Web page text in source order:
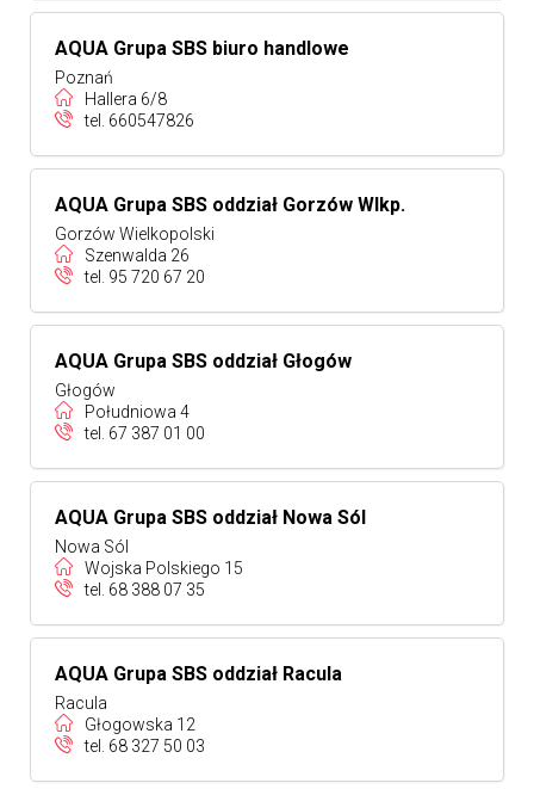
AQUA Grupa SBS biuro handlowe
Poznań
Hallera 6/8
tel. 660547826
AQUA Grupa SBS oddział Gorzów Wlkp.
Gorzów Wielkopolski
Szenwalda 26
tel. 95 720 67 20
AQUA Grupa SBS oddział Głogów
Głogów
Południowa 4
tel. 67 387 01 00
AQUA Grupa SBS oddział Nowa Sól
Nowa Sól
Wojska Polskiego 15
tel. 68 388 07 35
AQUA Grupa SBS oddział Racula
Racula
Głogowska 12
tel. 68 327 50 03